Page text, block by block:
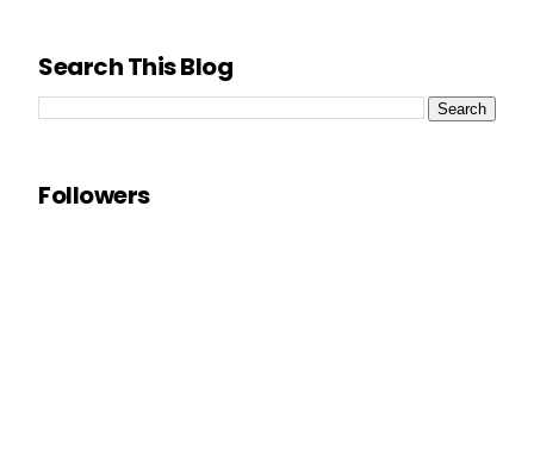
Search This Blog
Followers